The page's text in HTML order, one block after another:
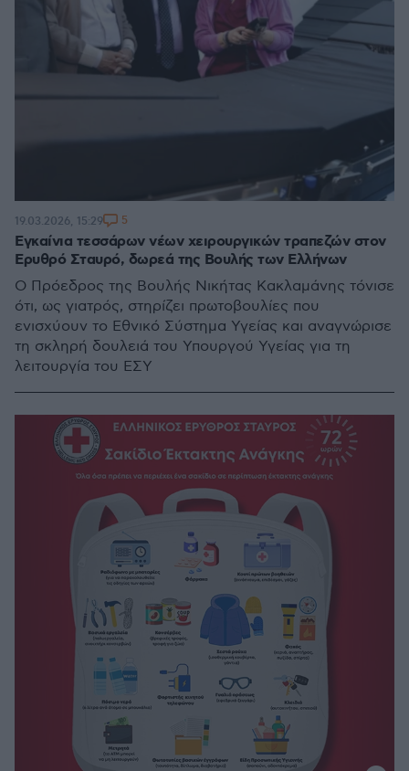
Εγκαίνια τεσσάρων νέων χειρουργικών τραπεζών στον
Ερυθρό Σταυρό, δωρεά της Βουλής των Ελλήνων
Ο Πρόεδρος της Βουλής Νικήτας Κακλαμάνης τόνισε
ότι, ως γιατρός, στηρίζει πρωτοβουλίες που
ενισχύουν το Εθνικό Σύστημα Υγείας και αναγνώρισε
τη σκληρή δουλειά του Υπουργού Υγείας για τη
λειτουργία του ΕΣΥ
19.03.2026, 15:29 5